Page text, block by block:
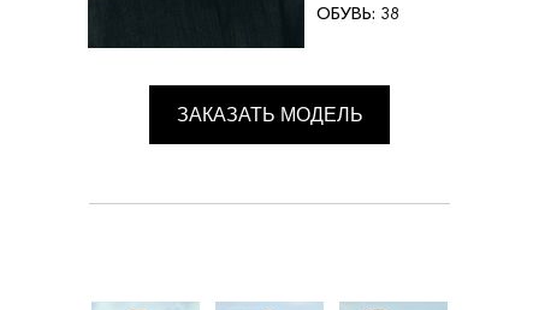
ОБУВЬ: 38
ЗАКАЗАТЬ МОДЕЛЬ